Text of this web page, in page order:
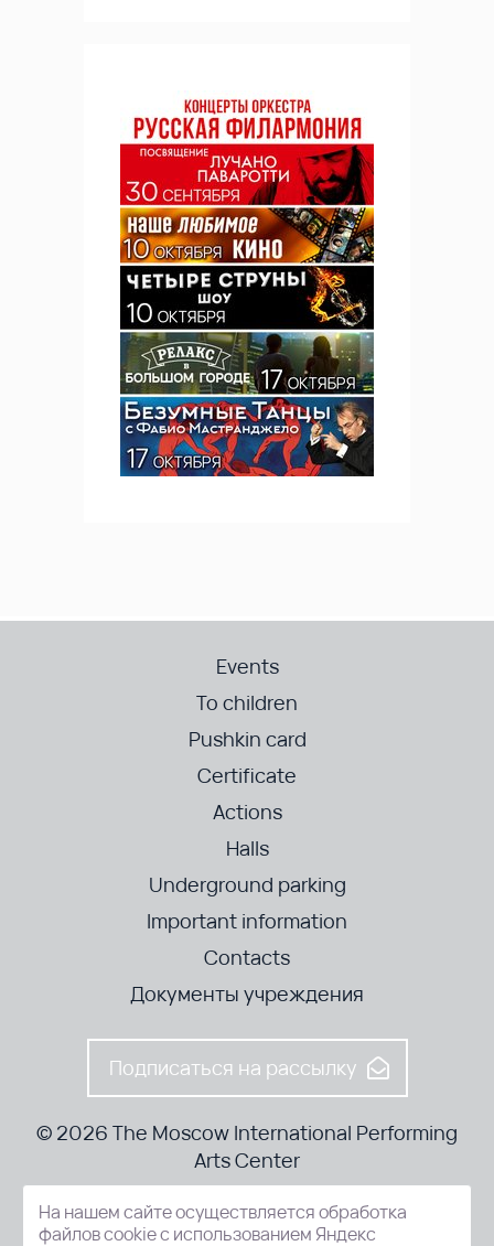
Events
To children
Pushkin card
Certificate
Actions
Halls
Underground parking
Important information
Contacts
Документы учреждения
Подписаться на рассылку
© 2026 The Moscow International Performing
Arts Center
52-8, Kosmodamianskaya nab., Moscow, 115054, Russia
На нашем сайте осуществляется обработка
файлов cookie с использованием Яндекс